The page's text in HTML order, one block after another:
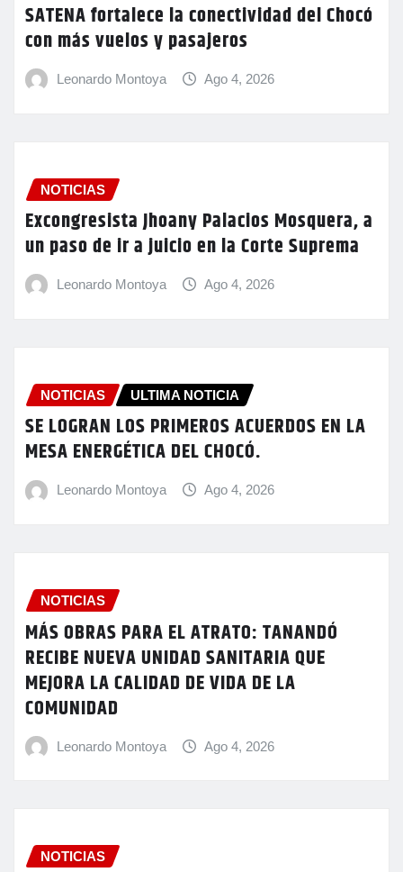
SATENA fortalece la conectividad del Chocó
con más vuelos y pasajeros
Leonardo Montoya Ago 4, 2026
NOTICIAS
Excongresista Jhoany Palacios Mosquera, a
un paso de ir a juicio en la Corte Suprema
Leonardo Montoya Ago 4, 2026
NOTICIAS ULTIMA NOTICIA
SE LOGRAN LOS PRIMEROS ACUERDOS EN LA
MESA ENERGÉTICA DEL CHOCÓ.
Leonardo Montoya Ago 4, 2026
NOTICIAS
MÁS OBRAS PARA EL ATRATO: TANANDÓ
RECIBE NUEVA UNIDAD SANITARIA QUE
MEJORA LA CALIDAD DE VIDA DE LA
COMUNIDAD
Leonardo Montoya Ago 4, 2026
NOTICIAS